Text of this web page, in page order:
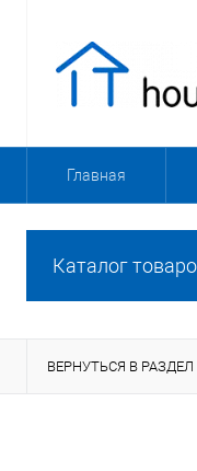
Главная
Каталог
ВЕРНУТЬСЯ В РАЗДЕЛ